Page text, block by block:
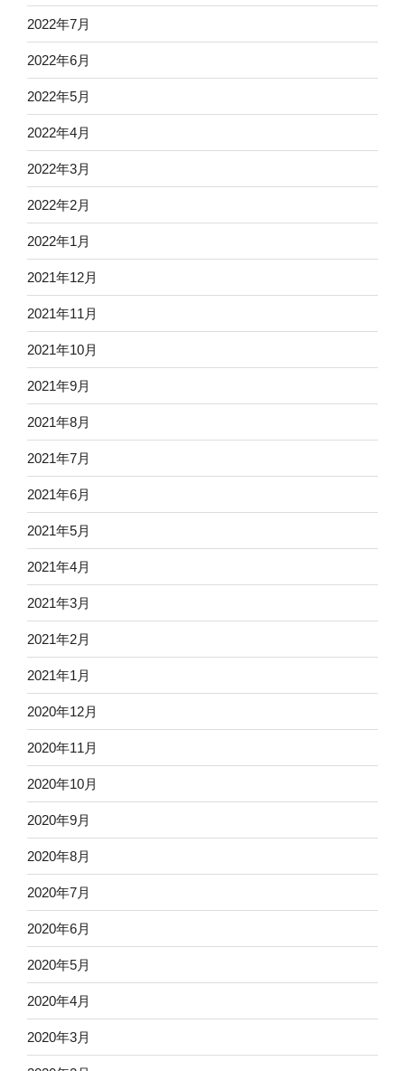
2022年7月
2022年6月
2022年5月
2022年4月
2022年3月
2022年2月
2022年1月
2021年12月
2021年11月
2021年10月
2021年9月
2021年8月
2021年7月
2021年6月
2021年5月
2021年4月
2021年3月
2021年2月
2021年1月
2020年12月
2020年11月
2020年10月
2020年9月
2020年8月
2020年7月
2020年6月
2020年5月
2020年4月
2020年3月